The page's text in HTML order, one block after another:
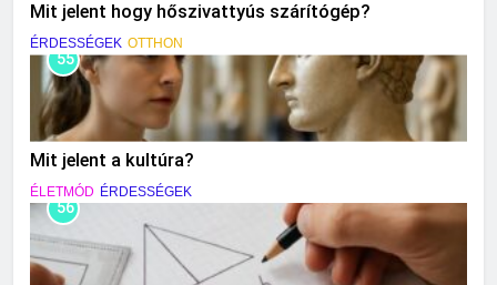
Mit jelent hogy hőszivattyús szárítógép?
ÉRDESSÉGEK OTTHON
55
Mit jelent a kultúra?
ÉLETMÓD ÉRDESSÉGEK
56